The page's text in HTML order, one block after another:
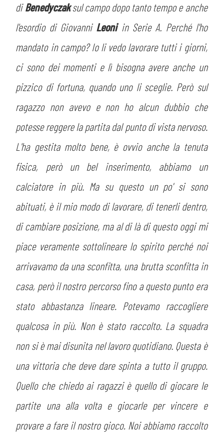
diBenedyczaksul campo dopo tanto tempo e anche
l'esordio di Giovanni Leoni in Serie A. Perché l'ho
mandato in campo? Io li vedo lavorare tutti i giorni,
ci sono dei momenti e lì bisogna avere anche un
pizzico di fortuna, quando uno li sceglie. Però sul
ragazzo non avevo e non ho alcun dubbio che
potesse reggere la partita dal punto di vista nervoso.
L'ha gestita molto bene, è ovvio anche la tenuta
fisica, però un bel inserimento, abbiamo un
calciatore in più. Ma su questo un po' si sono
abituati, è il mio modo di lavorare, di tenerli dentro,
di cambiare posizione, ma al di là di questo oggi mi
piace veramente sottolineare lo spirito perché noi
arrivavamo da una sconfitta, una brutta sconfitta in
casa, però il nostro percorso fino a questo punto era
stato abbastanza lineare. Potevamo raccogliere
qualcosa in più. Non è stato raccolto. La squadra
non si è mai disunita nel lavoro quotidiano. Questa è
una vittoria che deve dare spinta a tutto il gruppo.
Quello che chiedo ai ragazzi è quello di giocare le
partite una alla volta e giocarle per vincere e
provare a fare il nostro gioco. Noi abbiamo raccolto
sempre abilitati